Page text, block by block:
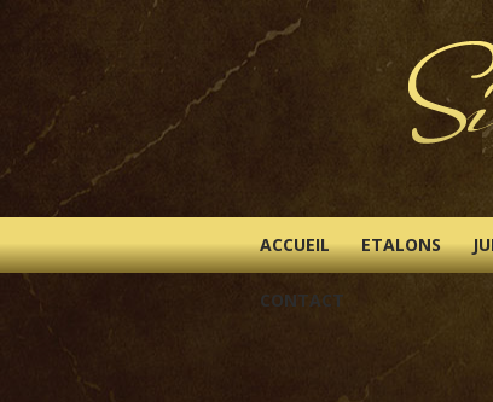
ACCUEIL ETALONS
CONTACT